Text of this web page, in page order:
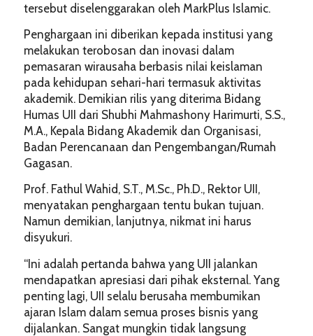
tersebut diselenggarakan oleh MarkPlus Islamic.
Penghargaan ini diberikan kepada institusi yang
melakukan terobosan dan inovasi dalam
pemasaran wirausaha berbasis nilai keislaman
pada kehidupan sehari-hari termasuk aktivitas
akademik. Demikian rilis yang diterima Bidang
Humas UII dari Shubhi Mahmashony Harimurti, S.S.,
M.A., Kepala Bidang Akademik dan Organisasi,
Badan Perencanaan dan Pengembangan/Rumah
Gagasan.
Prof. Fathul Wahid, S.T., M.Sc., Ph.D., Rektor UII,
menyatakan penghargaan tentu bukan tujuan.
Namun demikian, lanjutnya, nikmat ini harus
disyukuri.
“Ini adalah pertanda bahwa yang UII jalankan
mendapatkan apresiasi dari pihak eksternal. Yang
penting lagi, UII selalu berusaha membumikan
ajaran Islam dalam semua proses bisnis yang
dijalankan. Sangat mungkin tidak langsung